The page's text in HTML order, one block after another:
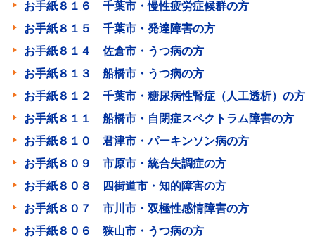
お手紙８１６ 千葉市・慢性疲労症候群の方
お手紙８１５ 千葉市・発達障害の方
お手紙８１４ 佐倉市・うつ病の方
お手紙８１３ 船橋市・うつ病の方
お手紙８１２ 千葉市・糖尿病性腎症（人工透析）の方
お手紙８１１ 船橋市・自閉症スペクトラム障害の方
お手紙８１０ 君津市・パーキンソン病の方
お手紙８０９ 市原市・統合失調症の方
お手紙８０８ 四街道市・知的障害の方
お手紙８０７ 市川市・双極性感情障害の方
お手紙８０６ 狭山市・うつ病の方